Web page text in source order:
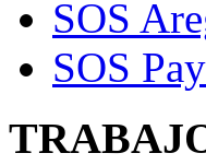
SOS
SOS